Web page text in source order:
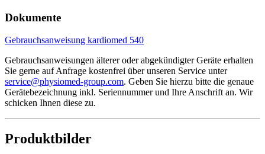
Dokumente
Gebrauchsanweisung kardiomed 540
Gebrauchsanweisungen älterer oder abgekündigter Geräte erhalten
Sie gerne auf Anfrage kostenfrei über unseren Service unter
service@physiomed-group.com. Geben Sie hierzu bitte die genaue
Gerätebezeichnung inkl. Seriennummer und Ihre Anschrift an. Wir
schicken Ihnen diese zu.
Produktbilder